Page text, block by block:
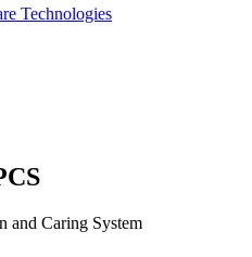
Technologies
and Caring System